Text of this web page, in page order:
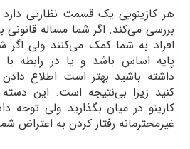
هر کازینویی یک قسمت نظارتی دارد
بررسی می‌کند. اگر شما مساله قانونی
افراد به شما کمک می‌کنند ولی
پایه اساس باشد و یا در رابطه
داشته باشید بهتر است اطلاع
کنید زیرا بی‌نتیجه است. این دسته
کازینو در میان بگذارید ولی توجه
غیرمحترمانه رفتار کردن به اعتراض